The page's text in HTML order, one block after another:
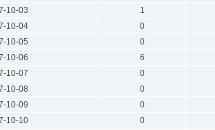
10-03
1
10-04
0
10-05
0
10-06
6
10-07
0
10-08
0
10-09
0
10-10
0